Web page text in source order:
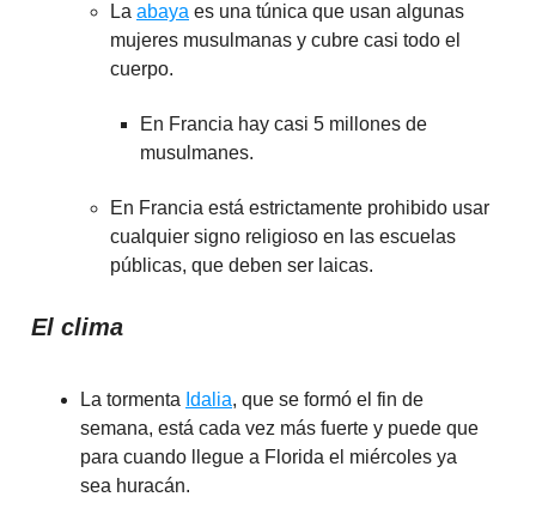
La abaya es una túnica que usan algunas
mujeres musulmanas y cubre casi todo el
cuerpo.
En Francia hay casi 5 millones de
musulmanes.
En Francia está estrictamente prohibido usar
cualquier signo religioso en las escuelas
públicas, que deben ser laicas.
El clima
La tormenta Idalia, que se formó el fin de
semana, está cada vez más fuerte y puede que
para cuando llegue a Florida el miércoles ya
sea huracán.